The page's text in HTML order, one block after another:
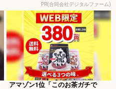
PR(合同会社デジタルファーム)
アマゾン1位「このお茶ガチで